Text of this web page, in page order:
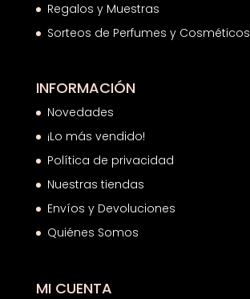
Regalos y Muestras
Sorteos de Perfumes y Cosméticos
INFORMACIÓN
Novedades
¡Lo más vendido!
Política de privacidad
Nuestras tiendas
Envíos y Devoluciones
Quiénes Somos
MI CUENTA